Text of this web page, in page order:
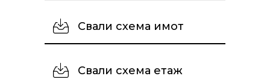
Свали схема имот
Свали схема етаж